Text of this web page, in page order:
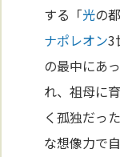
する「光の
ナポレオン3
の最中にあ
れ、祖母に
く孤独だっ
な想像力で